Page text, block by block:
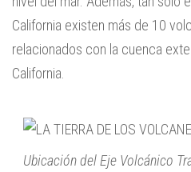
California existen más de 10
relacionados con la cuenca
California.
Ubicación del Eje Volcánico